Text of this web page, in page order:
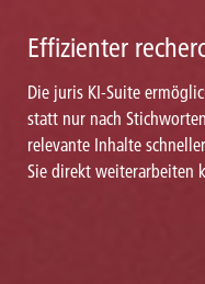
Effizienter
Die juris KI-Suite
statt nur nach
relevante Inhalte
Sie direkt weiterarbeiten